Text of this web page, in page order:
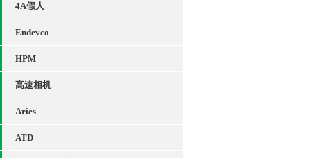
4A假人
Endevco
HPM
高速相机
Aries
ATD